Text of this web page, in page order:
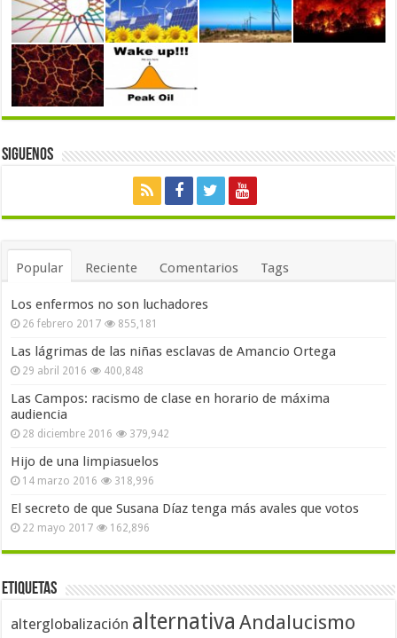
Siguenos
Popular Reciente Comentarios Tags
Los enfermos no son luchadores
26 febrero 2017 855,181
Las lágrimas de las niñas esclavas de Amancio Ortega
29 abril 2016 400,848
Las Campos: racismo de clase en horario de máxima
audiencia
28 diciembre 2016 379,942
Hijo de una limpiasuelos
14 marzo 2016 318,996
El secreto de que Susana Díaz tenga más avales que votos
22 mayo 2017 162,896
Etiquetas
alterglobalización alternativa Andalucismo